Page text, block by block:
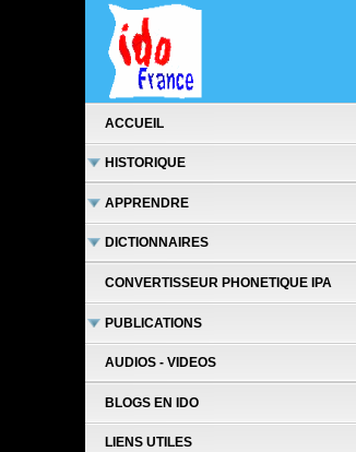
ACCUEIL
HISTORIQUE
APPRENDRE
DICTIONNAIRES
CONVERTISSEUR PHONETIQUE IPA
PUBLICATIONS
AUDIOS - VIDEOS
BLOGS EN IDO
LIENS UTILES